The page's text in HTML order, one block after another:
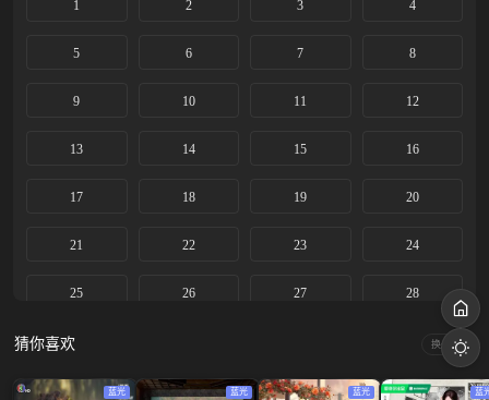
1 2 3 4
5 6 7 8
9 10 11 12
13 14 15 16
17 18 19 20
21 22 23 24
25 26 27 28
29
33 34 35 36
猜你喜欢 换一换
蓝光 蓝光 蓝光 蓝